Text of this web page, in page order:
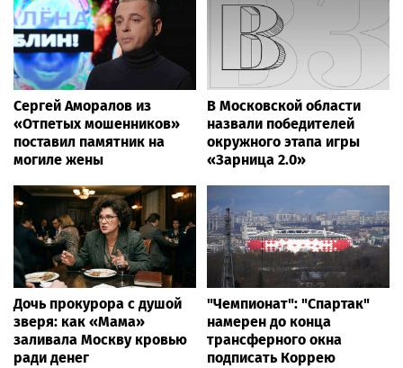
Сергей Аморалов из
«Отпетых мошенников»
поставил памятник на
могиле жены
В Московской области
назвали победителей
окружного этапа игры
«Зарница 2.0»
Дочь прокурора с душой
зверя: как «Мама»
заливала Москву кровью
ради денег
"Чемпионат": "Спартак"
намерен до конца
трансферного окна
подписать Коррею